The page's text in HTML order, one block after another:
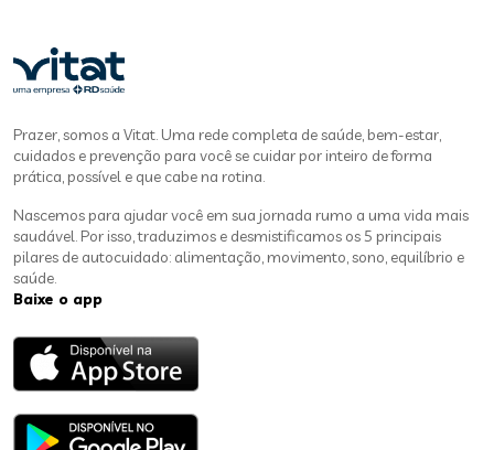
Prazer, somos a Vitat. Uma rede completa de saúde, bem-estar,
cuidados e prevenção para você se cuidar por inteiro de forma
prática, possível e que cabe na rotina.
Nascemos para ajudar você em sua jornada rumo a uma vida mais
saudável. Por isso, traduzimos e desmistificamos os 5 principais
pilares de autocuidado: alimentação, movimento, sono, equilíbrio e
saúde.
Baixe o app